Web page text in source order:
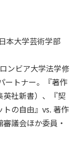
本大学芸術学部
ンビア大学法学修
ートナー。『著作
社新書）、『契
の自由』vs. 著作
議会ほか委員・